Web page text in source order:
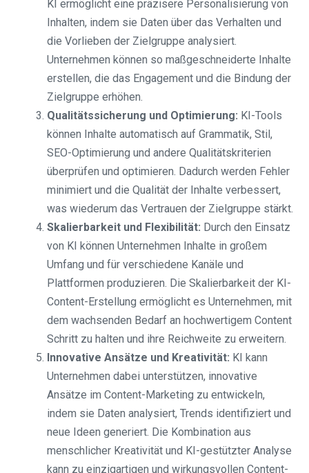
KI ermöglicht eine präzisere Personalisierung von
Inhalten, indem sie Daten über das Verhalten und
die Vorlieben der Zielgruppe analysiert.
Unternehmen können so maßgeschneiderte Inhalte
erstellen, die das Engagement und die Bindung der
Zielgruppe erhöhen.
Qualitätssicherung und Optimierung: KI-Tools
können Inhalte automatisch auf Grammatik, Stil,
SEO-Optimierung und andere Qualitätskriterien
überprüfen und optimieren. Dadurch werden Fehler
minimiert und die Qualität der Inhalte verbessert,
was wiederum das Vertrauen der Zielgruppe stärkt.
Skalierbarkeit und Flexibilität: Durch den Einsatz
von KI können Unternehmen Inhalte in großem
Umfang und für verschiedene Kanäle und
Plattformen produzieren. Die Skalierbarkeit der KI-
Content-Erstellung ermöglicht es Unternehmen, mit
dem wachsenden Bedarf an hochwertigem Content
Schritt zu halten und ihre Reichweite zu erweitern.
Innovative Ansätze und Kreativität: KI kann
Unternehmen dabei unterstützen, innovative
Ansätze im Content-Marketing zu entwickeln,
indem sie Daten analysiert, Trends identifiziert und
neue Ideen generiert. Die Kombination aus
menschlicher Kreativität und KI-gestützter Analyse
kann zu einzigartigen und wirkungsvollen Content-